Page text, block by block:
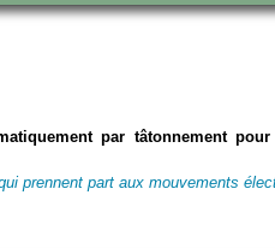
par tâtonnement
prennent part aux mouvements